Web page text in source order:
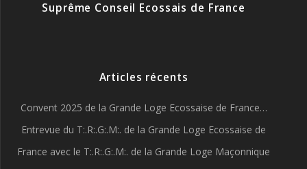
Suprême Conseil Ecossais de France
Articles récents
Convent 2025 de la Grande Loge Ecossaise de France…
Entrevue du T:.R:.G:.M:. de la Grande Loge Ecossaise de
France avec le T:.R:.G:.M:. de la Grande Loge Maçonnique